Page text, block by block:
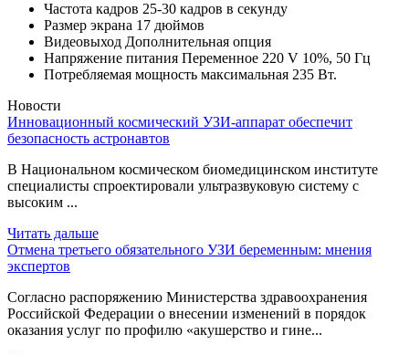
Частота кадров 25-30 кадров в секунду
Размер экрана 17 дюймов
Видеовыход Дополнительная опция
Напряжение питания Переменное 220 V 10%, 50 Гц
Потребляемая мощность максимальная 235 Вт.
Новости
Инновационный космический УЗИ-аппарат обеспечит
безопасность астронавтов
В Национальном космическом биомедицинском институте
специалисты спроектировали ультразвуковую систему с
высоким ...
Читать дальше
Отмена третьего обязательного УЗИ беременным: мнения
экспертов
Согласно распоряжению Министерства здравоохранения
Российской Федерации о внесении изменений в порядок
оказания услуг по профилю «акушерство и гине...